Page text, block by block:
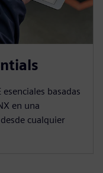
basadas
en una
cualquier